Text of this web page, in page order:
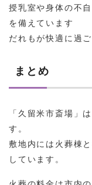
授乳室や身体の不
を備えています
だれもが快適に過
まとめ
「久留米市斎場」
す。
敷地内には火葬棟
しています。